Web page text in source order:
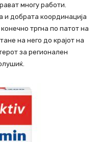
многу работи.
и добрата координација
тргна по патот на
на него до крајот на
за регионален